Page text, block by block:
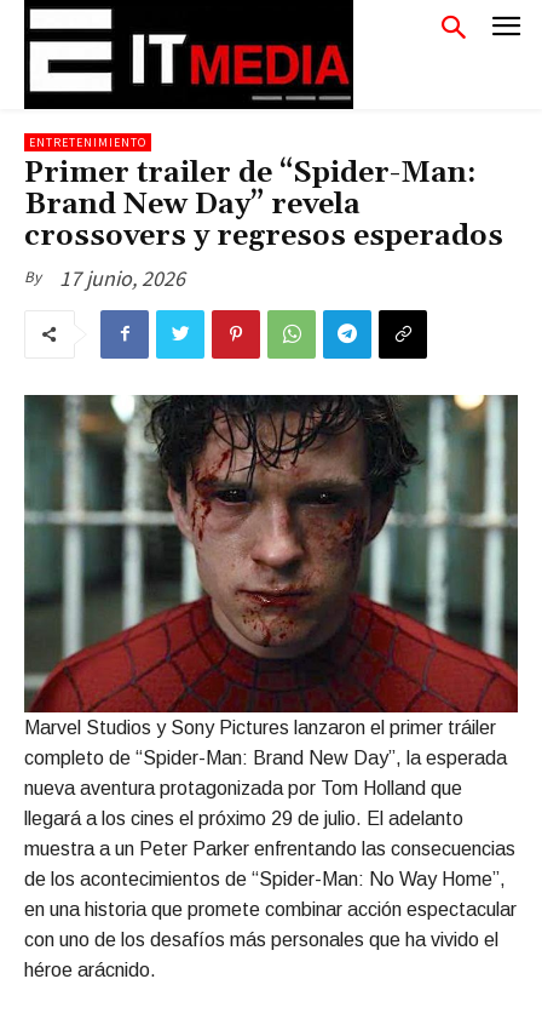
ENTRETENIMIENTO
Primer trailer de “Spider-Man:
Brand New Day” revela
crossovers y regresos esperados
By 17 junio, 2026
Marvel Studios y Sony Pictures lanzaron el primer tráiler
completo de “Spider-Man: Brand New Day”, la esperada
nueva aventura protagonizada por Tom Holland que
llegará a los cines el próximo 29 de julio. El adelanto
muestra a un Peter Parker enfrentando las consecuencias
de los acontecimientos de “Spider-Man: No Way Home”,
en una historia que promete combinar acción espectacular
con uno de los desafíos más personales que ha vivido el
héroe arácnido.